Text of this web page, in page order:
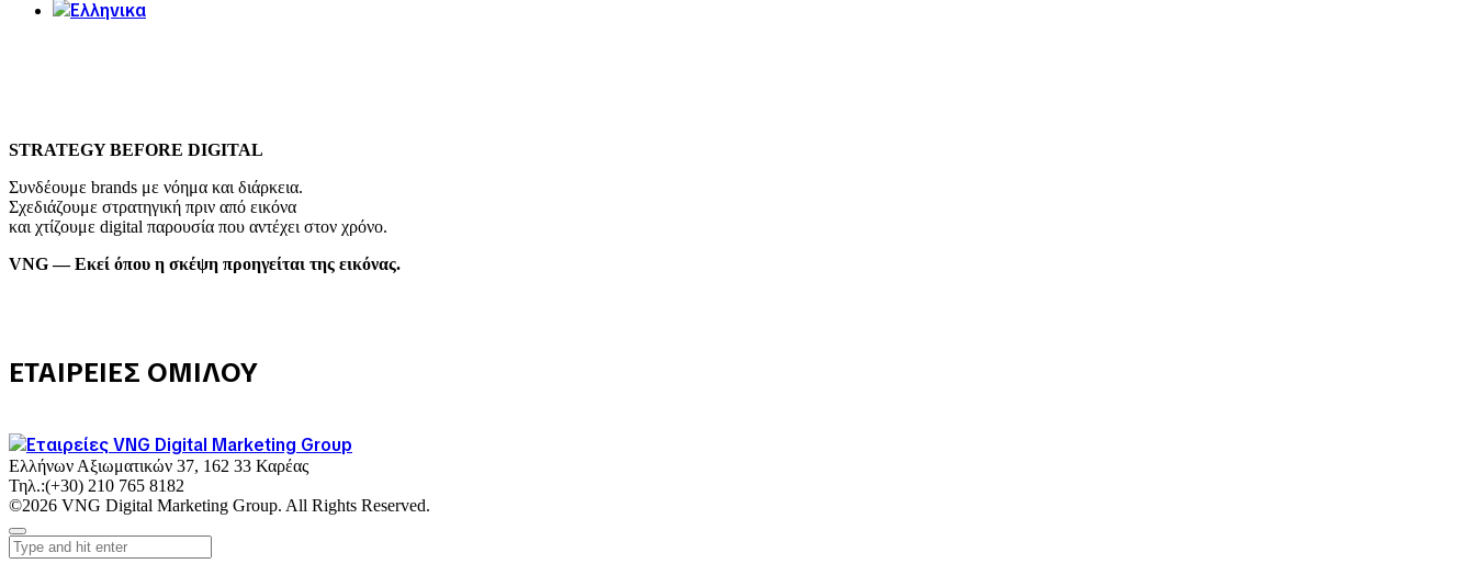
STRATEGY BEFORE DIGITAL
Συνδέουμε brands με νόημα και διάρκεια.
Σχεδιάζουμε στρατηγική πριν από εικόνα
και χτίζουμε digital παρουσία που αντέχει στον χρόνο.
VNG — Εκεί όπου η σκέψη προηγείται της εικόνας.
ΕΤΑΙΡΕΙΕΣ ΟΜΙΛΟΥ
Ελλήνων Αξιωματικών 37, 162 33 Καρέας
Τηλ.:(+30) 210 765 8182
©2026 VNG Digital Marketing Group. All Rights Reserved.